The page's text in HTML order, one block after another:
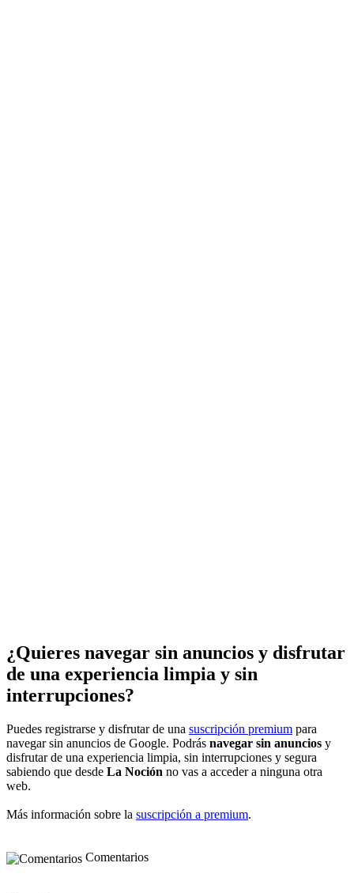
¿Quieres navegar sin anuncios y disfrutar
de una experiencia limpia y sin
interrupciones?
Puedes registrarse y disfrutar de una suscripción premium para
navegar sin anuncios de Google. Podrás navegar sin anuncios y
disfrutar de una experiencia limpia, sin interrupciones y segura
sabiendo que desde La Noción no vas a acceder a ninguna otra
web.
Más información sobre la suscripción a premium.
Comentarios